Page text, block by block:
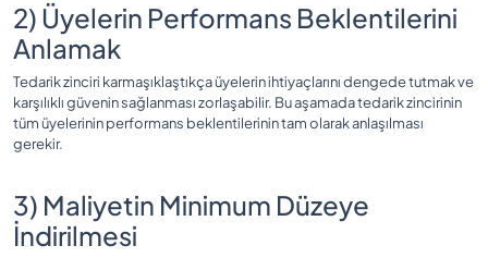
2) Üyelerin Performans Beklentilerini
Anlamak
Tedarik zinciri karmaşıklaştıkça üyelerin ihtiyaçlarını dengede tutmak ve
karşılıklı güvenin sağlanması zorlaşabilir. Bu aşamada tedarik zincirinin
tüm üyelerinin performans beklentilerinin tam olarak anlaşılması
gerekir.
3) Maliyetin Minimum Düzeye
İndirilmesi